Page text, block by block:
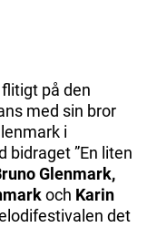
på den
med sin bror
i
bidraget ”En liten
Glenmark,
och Karin
det